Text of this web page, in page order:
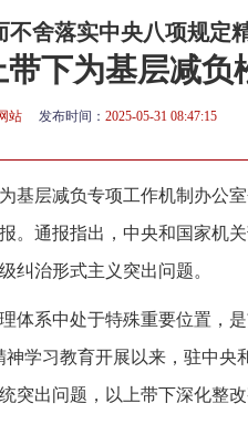
不舍落实中央八项规定
带下为基层减负
站 发布时间： 2025-05-31 08:47:15
基层减负专项工作机制办公
。通报指出，中央和国家机
纠治形式主义突出问题。
体系中处于特殊重要位置，
学习教育开展以来，驻中央
突出问题，以上带下深化整